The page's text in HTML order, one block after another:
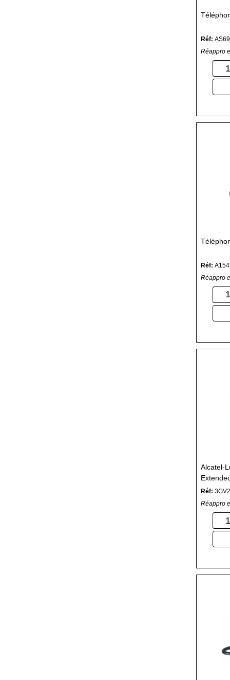
Réf:
Réappro
Réf:
Réappro
Alcatel-
Réf:
Réappro